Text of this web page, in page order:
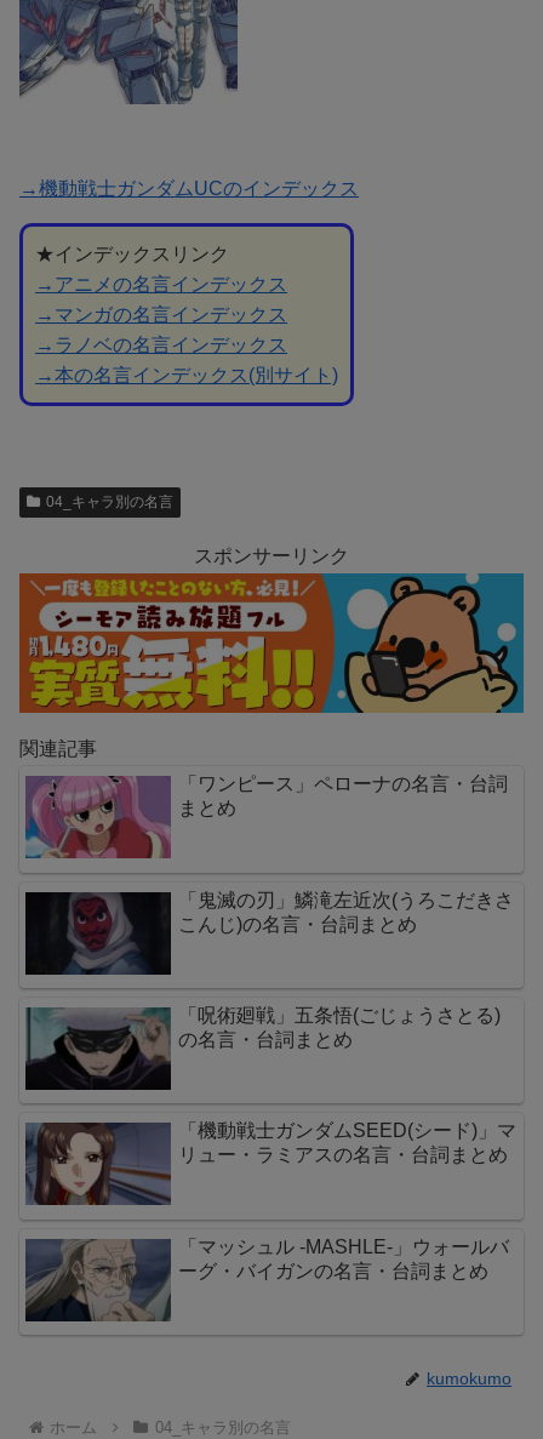
→機動戦士ガンダムUCのインデックス
★インデックスリンク
→アニメの名言インデックス
→マンガの名言インデックス
→ラノベの名言インデックス
→本の名言インデックス(別サイト)
04_キャラ別の名言
スポンサーリンク
関連記事
「ワンピース」ペローナの名言・台詞
まとめ
「鬼滅の刃」鱗滝左近次(うろこだきさ
こんじ)の名言・台詞まとめ
「呪術廻戦」五条悟(ごじょうさとる)
の名言・台詞まとめ
「機動戦士ガンダムSEED(シード)」マ
リュー・ラミアスの名言・台詞まとめ
「マッシュル -MASHLE-」ウォールバ
ーグ・バイガンの名言・台詞まとめ
kumokumo
ホーム 04_キャラ別の名言